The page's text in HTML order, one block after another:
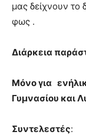
μας δείχνουν το
φως .
Διάρκεια
Μόνο για
Γυμνασίου και
Συντελεστές